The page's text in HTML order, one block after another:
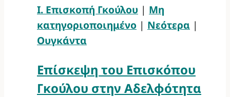
Ι. Επισκοπή Γκούλου | Μη
κατηγοριοποιημένο | Νεότερα |
Ουγκάντα
Επίσκεψη του Επισκόπου
Γκούλου στην Αδελφότητα